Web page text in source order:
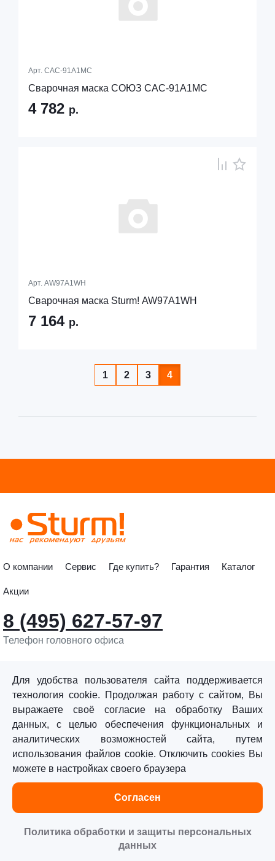
Арт. САС-91А1МС
Сварочная маска СОЮЗ САС-91А1МС
4 782 р.
Арт. AW97A1WH
Сварочная маска Sturm! AW97A1WH
7 164 р.
1 2 3 4
О компании Сервис Где купить? Гарантия Каталог
Акции
8 (495) 627-57-97
Телефон головного офиса
©«Sturm!» 2011–2026 ®
Все права защищены.
Политика обработки персональных данных
Для удобства пользователя сайта поддерживается
технология cookie. Продолжая работу с сайтом, Вы
выражаете своё согласие на обработку Ваших
данных, с целью обеспечения функциональных и
аналитических возможностей сайта, путем
использования файлов cookie. Отключить cookies Вы
можете в настройках своего браузера
Согласен
Политика обработки и защиты персональных
данных